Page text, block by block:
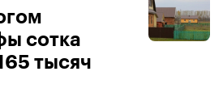
сотка
тысяч